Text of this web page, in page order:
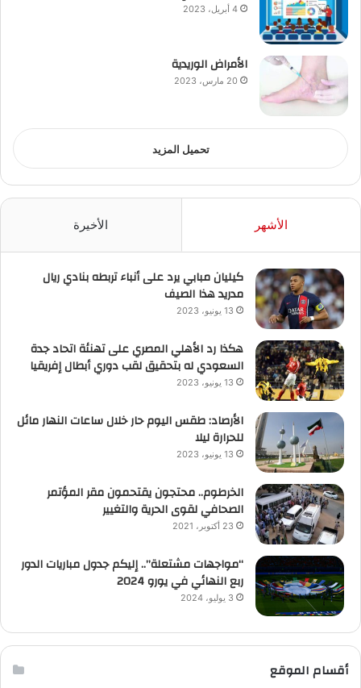
4 أبريل، 2023
الأمراض الوريدية
20 مارس، 2023
تحميل المزيد
الأشهر الأخيرة
كيليان مبابي يرد على أنباء تربطه بنادي ريال
مدريد هذا الصيف
13 يونيو، 2023
هكذا رد الأهلي المصري على تهنئة اتحاد جدة
السعودي له بتحقيق لقب دوري أبطال إفريقيا
13 يونيو، 2023
الأرصاد: طقس اليوم حار خلال ساعات النهار مائل
للحرارة ليلا
13 يونيو، 2023
الخرطوم.. محتجون يقتحمون مقر المؤتمر
الصحافي لقوى الحرية والتغيير
23 أكتوبر، 2021
“مواجهات مشتعلة”.. إليكم جدول مباريات الدور
ربع النهائي في يورو 2024
3 يوليو، 2024
أقسام الموقع